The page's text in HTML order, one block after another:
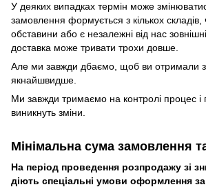
У деяких випадках термін може
замовлення формується з кількох складів,
обставини або є незалежні від нас
доставка може тривати трохи довше.
Але ми завжди дбаємо, щоб ви отримали
якнайшвидше.
Ми завжди тримаємо на контролі процес
виникнуть зміни.
Мінімальна сума замовлення
На період проведення розпродажу зі
діють спеціальні умови оформлення